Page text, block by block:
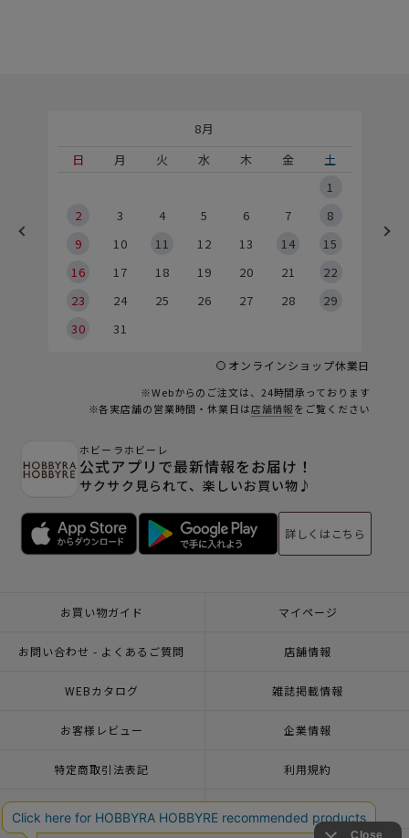
8月
日
月 火 水 木 金
土
1
2
3 4 5 6 7
8
9
10 11 12 13 14
15
16
17 18 19 20 21
22
23
24 25 26 27 28
29
30
31
オンラインショップ休業日
※Webからのご注文は、24時間承っております
※各実店舗の営業時間・休業日は店舗情報をご覧ください
ホビーラホビーレ
公式アプリで最新情報をお届け！
サクサク見られて、楽しいお買い物♪
詳しくはこちら
お買い物ガイド マイページ
お問い合わせ - よくあるご質問 店舗情報
WEBカタログ 雑誌掲載情報
お客様レビュー 企業情報
特定商取引法表記 利用規約
一緒に働こう♪求人情報